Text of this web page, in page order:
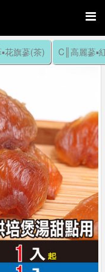
花旗蔘(茶) C║高麗蔘▪